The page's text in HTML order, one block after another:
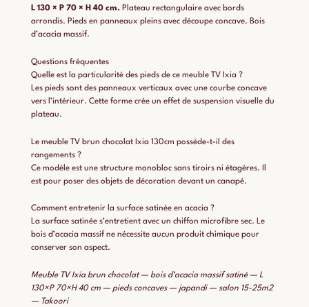
L 130 × P 70 × H 40 cm. Plateau rectangulaire avec bords
arrondis. Pieds en panneaux pleins avec découpe concave. Bois
d’acacia massif.
Questions fréquentes
Quelle est la particularité des pieds de ce meuble TV Ixia ?
Les pieds sont des panneaux verticaux avec une courbe concave
vers l’intérieur. Cette forme crée un effet de suspension visuelle du
plateau.
Le meuble TV brun chocolat Ixia 130cm possède-t-il des
rangements ?
Ce modèle est une structure monobloc sans tiroirs ni étagères. Il
est pour poser des objets de décoration devant un canapé.
Comment entretenir la surface satinée en acacia ?
La surface satinée s’entretient avec un chiffon microfibre sec. Le
bois d’acacia massif ne nécessite aucun produit chimique pour
conserver son aspect.
Meuble TV Ixia brun chocolat — bois d’acacia massif satiné — L
130×P 70×H 40 cm — pieds concaves — japandi — salon 15-25m2
— Takoori